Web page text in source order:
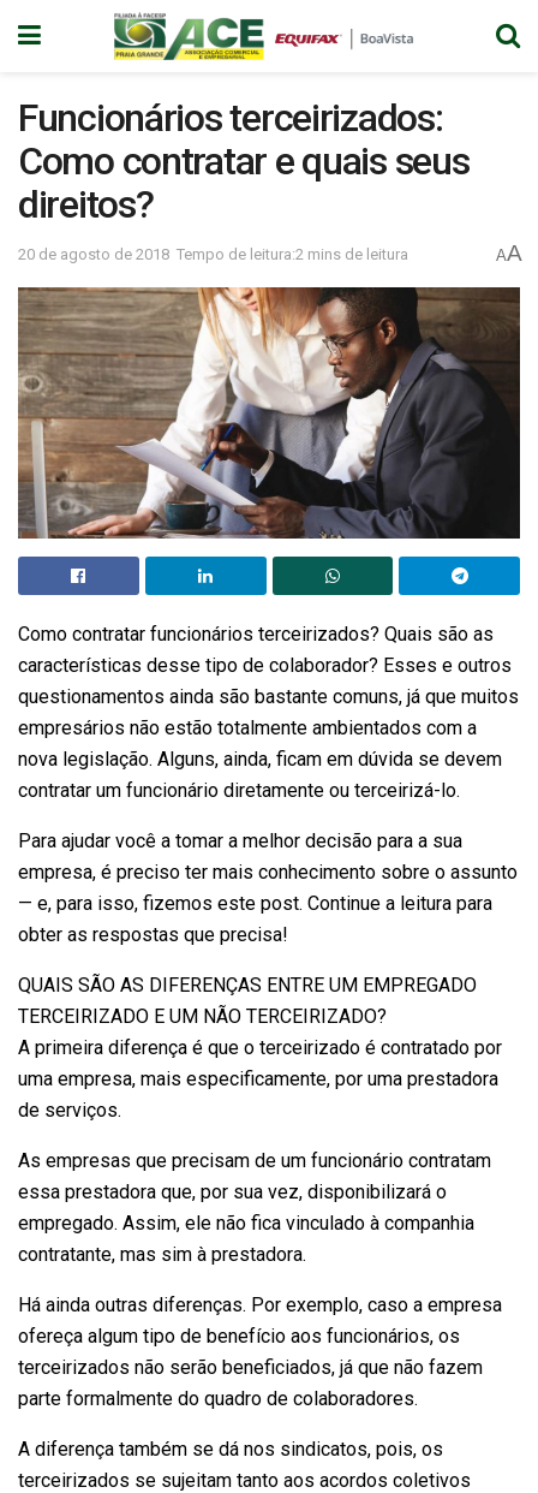
Funcionários terceirizados:
Como contratar e quais seus
direitos?
20 de agosto de 2018 Tempo de leitura:2 mins de leitura AA
Como contratar funcionários terceirizados? Quais são as
características desse tipo de colaborador? Esses e outros
questionamentos ainda são bastante comuns, já que muitos
empresários não estão totalmente ambientados com a
nova legislação. Alguns, ainda, ficam em dúvida se devem
contratar um funcionário diretamente ou terceirizá-lo.
Para ajudar você a tomar a melhor decisão para a sua
empresa, é preciso ter mais conhecimento sobre o assunto
— e, para isso, fizemos este post. Continue a leitura para
obter as respostas que precisa!
QUAIS SÃO AS DIFERENÇAS ENTRE UM EMPREGADO
TERCEIRIZADO E UM NÃO TERCEIRIZADO?
A primeira diferença é que o terceirizado é contratado por
uma empresa, mais especificamente, por uma prestadora
de serviços.
As empresas que precisam de um funcionário contratam
essa prestadora que, por sua vez, disponibilizará o
empregado. Assim, ele não fica vinculado à companhia
contratante, mas sim à prestadora.
Há ainda outras diferenças. Por exemplo, caso a empresa
ofereça algum tipo de benefício aos funcionários, os
terceirizados não serão beneficiados, já que não fazem
parte formalmente do quadro de colaboradores.
A diferença também se dá nos sindicatos, pois, os
terceirizados se sujeitam tanto aos acordos coletivos